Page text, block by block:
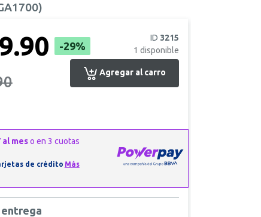
-29%
ID 3215
1disponible
Agregar al carro